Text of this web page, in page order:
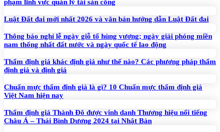
phạm lĩnh vực quản lý tài sản công
Luật Đất đai mới nhất 2026 và văn bản hướng dẫn Luật Đất đai
Thông báo nghỉ lễ ngày giỗ tổ hùng vương; ngày giải phóng miền
nam thống nhất đất nước và ngày quốc tế lao động
Thẩm định giá khác định giá như thế nào? Các phương pháp thẩm
định giá và định giá
Chuẩn mực thẩm định giá là gì? 10 Chuẩn mực thẩm định giá
Việt Nam hiện nay
Thẩm định giá Thành Đô được vinh danh Thương hiệu nổi tiếng
Châu Á – Thái Bình Dương 2024 tại Nhật Bản